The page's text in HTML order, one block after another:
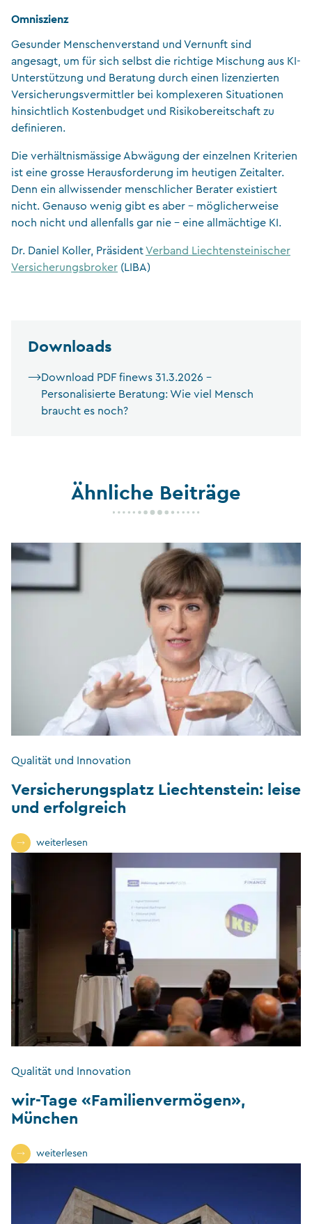
Omniszienz
Gesunder Menschenverstand und Vernunft sind
angesagt, um für sich selbst die richtige Mischung aus KI-
Unterstützung und Beratung durch einen lizenzierten
Versicherungsvermittler bei komplexeren Situationen
hinsichtlich Kostenbudget und Risikobereitschaft zu
definieren.
Die verhältnismässige Abwägung der einzelnen Kriterien
ist eine grosse Herausforderung im heutigen Zeitalter.
Denn ein allwissender menschlicher Berater existiert
nicht. Genauso wenig gibt es aber – möglicherweise
noch nicht und allenfalls gar nie – eine allmächtige KI.
Dr. Daniel Koller, PräsidentVerband Liechtensteinischer
Versicherungsbroker (LIBA)
Downloads
Download PDF finews 31.3.2026 –
Personalisierte Beratung: Wie viel Mensch
braucht es noch?
Ähnliche Beiträge
Qualität und Innovation
Versicherungsplatz Liechtenstein: leise
und erfolgreich
weiterlesen
Qualität und Innovation
wir-Tage «Familienvermögen»,
München
weiterlesen